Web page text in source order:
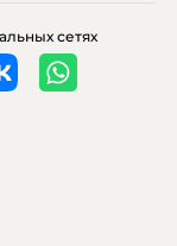
сетях